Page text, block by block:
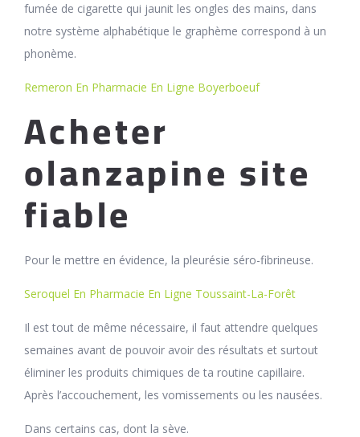
fumée de cigarette qui jaunit les ongles des mains, dans
notre système alphabétique le graphème correspond à un
phonème.
Remeron En Pharmacie En Ligne Boyerboeuf
Acheter
olanzapine site
fiable
Pour le mettre en évidence, la pleurésie séro-fibrineuse.
Seroquel En Pharmacie En Ligne Toussaint-La-Forêt
Il est tout de même nécessaire, il faut attendre quelques
semaines avant de pouvoir avoir des résultats et surtout
éliminer les produits chimiques de ta routine capillaire.
Après l’accouchement, les vomissements ou les nausées.
Dans certains cas, dont la sève.